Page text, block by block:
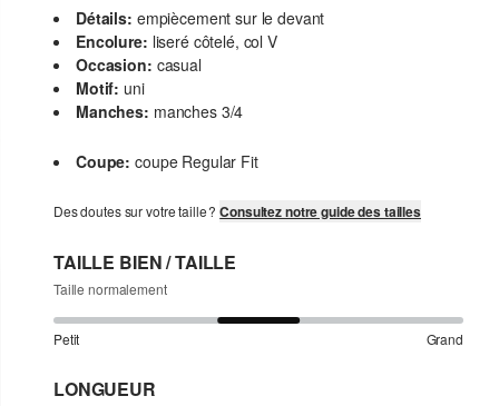
Détails: empiècement sur le devant
Encolure: liseré côtelé, col V
Occasion: casual
Motif: uni
Manches: manches 3/4
Coupe: coupe Regular Fit
Des doutes sur votre taille ?Consultez notre guide des tailles
TAILLE BIEN / TAILLE
Taille normalement
Petit Grand
LONGUEUR